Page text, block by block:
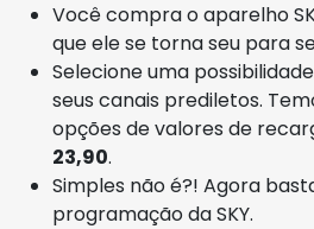
Você compra o aparelho
que ele se torna seu para
Selecione uma
seus canais prediletos.
opções de valores de
23,90.
Simples não é?! Agora
programação da SKY.